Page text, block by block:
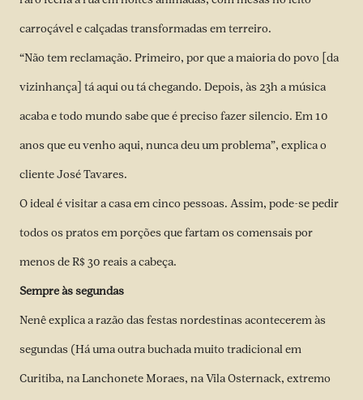
carroçável e calçadas transformadas em terreiro.
“Não tem reclamação. Primeiro, por que a maioria do povo [da
vizinhança] tá aqui ou tá chegando. Depois, às 23h a música
acaba e todo mundo sabe que é preciso fazer silencio. Em 10
anos que eu venho aqui, nunca deu um problema”, explica o
cliente José Tavares.
O ideal é visitar a casa em cinco pessoas. Assim, pode-se pedir
todos os pratos em porções que fartam os comensais por
menos de R$ 30 reais a cabeça.
Sempre às segundas
Nenê explica a razão das festas nordestinas acontecerem às
segundas (Há uma outra buchada muito tradicional em
Curitiba, na Lanchonete Moraes, na Vila Osternack, extremo